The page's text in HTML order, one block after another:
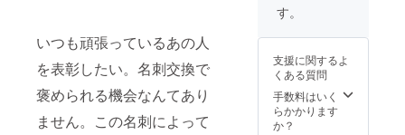
いつも頑張っているあの人
を表彰したい。名刺交換で
褒められる機会なんてあり
ません。この名刺によって
す。
支援に関するよ
くある質問
手数料はいく
らかかります
か？